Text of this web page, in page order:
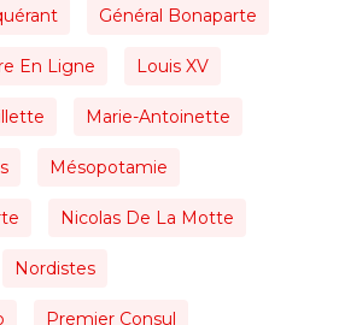
Général Bonaparte
En Ligne Louis XV
Marie-Antoinette
Mésopotamie
Nicolas De La Motte
Nordistes
Premier Consul